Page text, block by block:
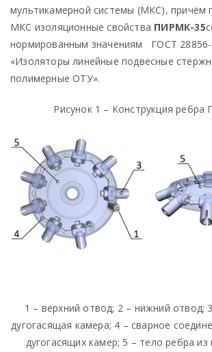
мультикамерной системы (МКС), причём
МКС изоляционные свойства ПИРМК-35
нормированным значениям ГОСТ 28856-
«Изоляторы линейные подвесные
полимерные ОТУ».
Рисунок 1 – Конструкция
1 – верхний отвод; 2 – нижний отвод;
дугогасящая камера; 4 – сварное
дугогасящих камер; 5 – тело ребра из